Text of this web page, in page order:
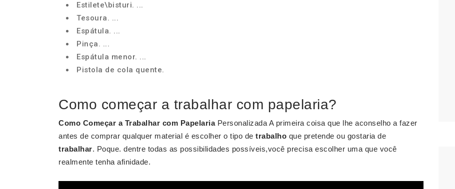
Estilete\bisturi. ...
Tesoura. ...
Espátula. ...
Pinça. ...
Espátula menor. ...
Pistola de cola quente.
Como começar a trabalhar com papelaria?
Como Começar a Trabalhar com PapelariaPersonalizada A primeira coisa que lhe aconselho a fazer
antes de comprar qualquer material é escolher o tipo de trabalho que pretende ou gostaria de
trabalhar. Poque. dentre todas as possibilidades possíveis,você precisa escolher uma que você
realmente tenha afinidade.